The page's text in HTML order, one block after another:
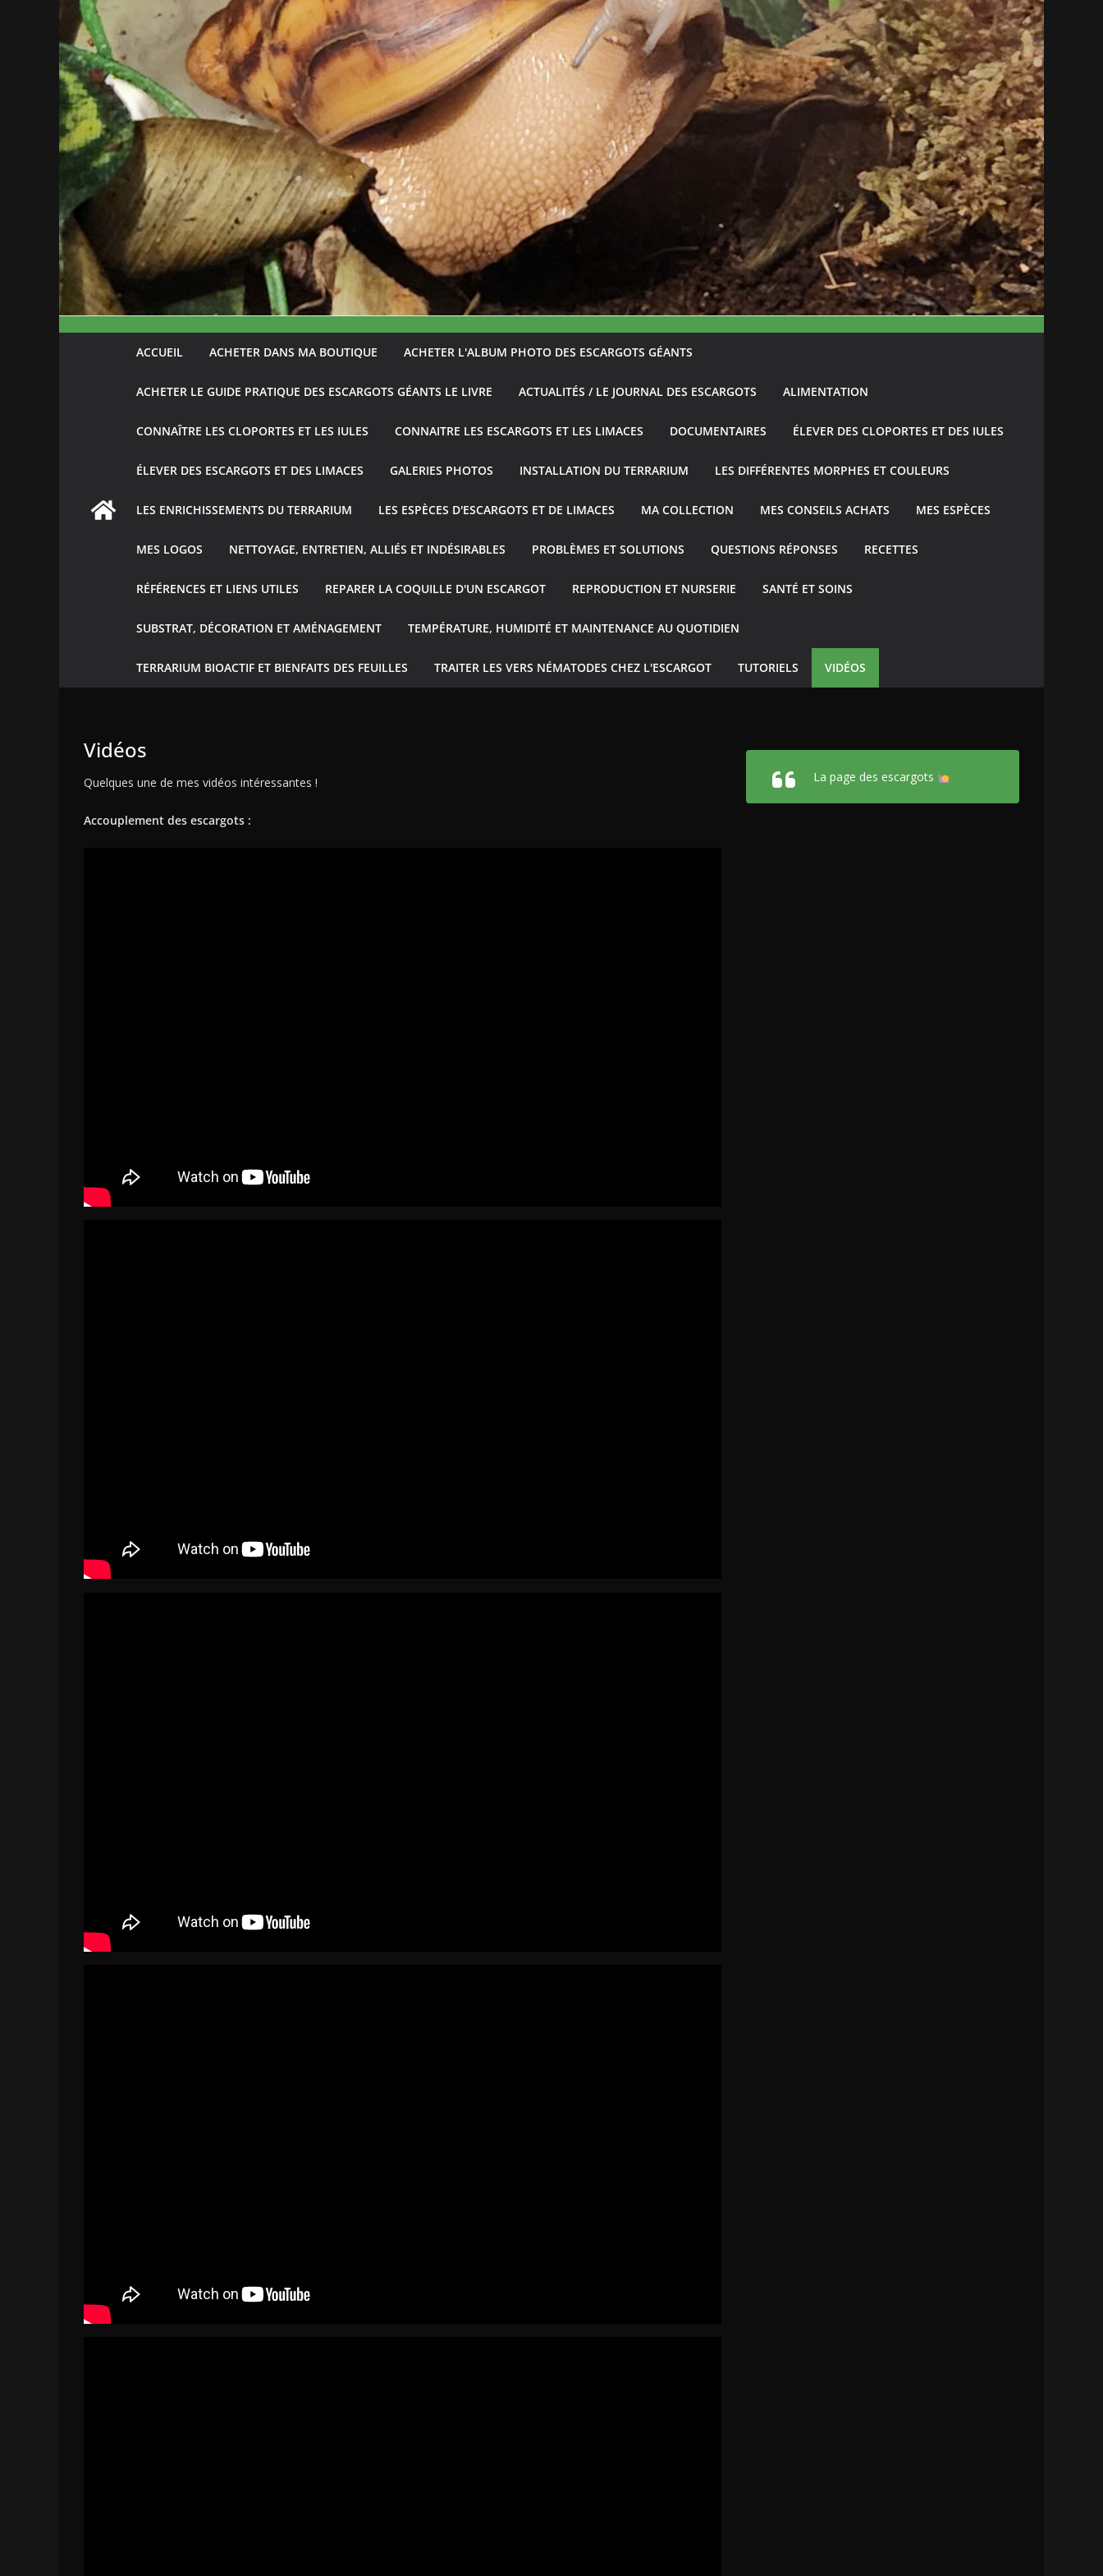
ACCUEIL ACHETER DANS MA BOUTIQUE ACHETER L'ALBUM PHOTO DES ESCARGOTS GÉANTS
ACHETER LE GUIDE PRATIQUE DES ESCARGOTS GÉANTS LE LIVRE ACTUALITÉS / LE JOURNAL DES ESCARGOTS ALIMENTATION
CONNAÎTRE LES CLOPORTES ET LES IULES CONNAITRE LES ESCARGOTS ET LES LIMACES DOCUMENTAIRES ÉLEVER DES CLOPORTES ET DES IULES
ÉLEVER DES ESCARGOTS ET DES LIMACES GALERIES PHOTOS INSTALLATION DU TERRARIUM LES DIFFÉRENTES MORPHES ET COULEURS
LES ENRICHISSEMENTS DU TERRARIUM LES ESPÈCES D'ESCARGOTS ET DE LIMACES MA COLLECTION MES CONSEILS ACHATS MES ESPÈCES
MES LOGOS NETTOYAGE, ENTRETIEN, ALLIÉS ET INDÉSIRABLES PROBLÈMES ET SOLUTIONS QUESTIONS RÉPONSES RECETTES
RÉFÉRENCES ET LIENS UTILES REPARER LA COQUILLE D'UN ESCARGOT REPRODUCTION ET NURSERIE SANTÉ ET SOINS
SUBSTRAT, DÉCORATION ET AMÉNAGEMENT TEMPÉRATURE, HUMIDITÉ ET MAINTENANCE AU QUOTIDIEN
TERRARIUM BIOACTIF ET BIENFAITS DES FEUILLES TRAITER LES VERS NÉMATODES CHEZ L'ESCARGOT TUTORIELS VIDÉOS
Vidéos
Quelques une de mes vidéos intéressantes !
Accouplement des escargots :
La page des escargots